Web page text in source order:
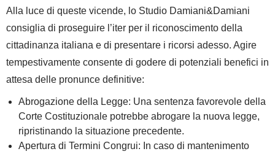
Alla luce di queste vicende, lo Studio Damiani&Damiani
consiglia di proseguire l’iter per il riconoscimento della
cittadinanza italiana e di presentare i ricorsi adesso. Agire
tempestivamente consente di godere di potenziali benefici in
attesa delle pronunce definitive:
Abrogazione della Legge: Una sentenza favorevole della
Corte Costituzionale potrebbe abrogare la nuova legge,
ripristinando la situazione precedente.
Apertura di Termini Congrui: In caso di mantenimento